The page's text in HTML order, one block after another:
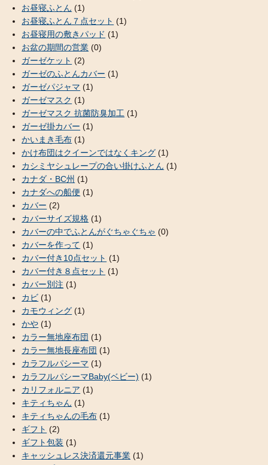
お昼寝ふとん (1)
お昼寝ふとん７点セット (1)
お昼寝用の敷きパッド (1)
お盆の期間の営業 (0)
ガーゼケット (2)
ガーゼのふとんカバー (1)
ガーゼパジャマ (1)
ガーゼマスク (1)
ガーゼマスク 抗菌防臭加工 (1)
ガーゼ掛カバー (1)
かいまき毛布 (1)
かけ布団はクイーンではなくキング (1)
カシミヤシュレープの合い掛けふとん (1)
カナダ・BC州 (1)
カナダへの船便 (1)
カバー (2)
カバーサイズ規格 (1)
カバーの中でふとんがぐちゃぐちゃ (0)
カバーを作って (1)
カバー付き10点セット (1)
カバー付き８点セット (1)
カバー別注 (1)
カビ (1)
カモウィング (1)
かや (1)
カラー無地座布団 (1)
カラー無地長座布団 (1)
カラフルパシーマ (1)
カラフルパシーマBaby(ベビー) (1)
カリフォルニア (1)
キティちゃん (1)
キティちゃんの毛布 (1)
ギフト (2)
ギフト包装 (1)
キャッシュレス決済還元事業 (1)